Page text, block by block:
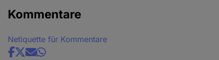
Kommentare
Netiquette für Kommentare